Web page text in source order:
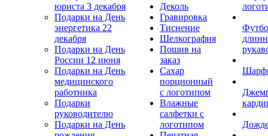
юриста 3 декабря
Подарки на День
энергетика 22
декабря
Подарки на День
России 12 июня
Подарки на День
медицинского
работника
Подарки
руководителю
Подарки на День
Деколь
Гравировка
Тиснение
Шелкография
Пошив на
заказ
Сахар
порционный
с логотипом
Влажные
салфетки с
логотипом